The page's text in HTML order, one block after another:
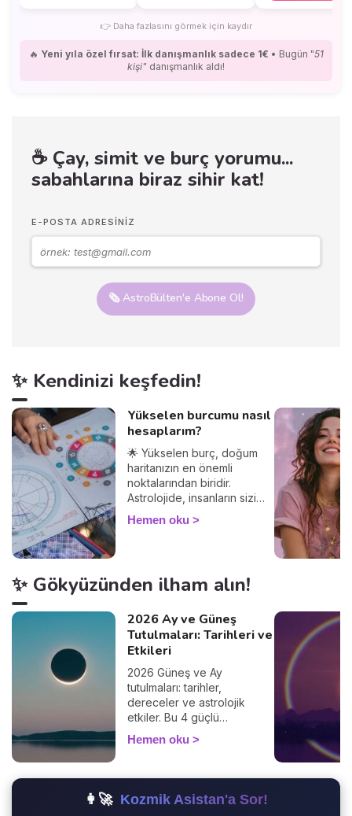
👉Daha fazlasını görmek için kaydır
🔥 Yeni yıla özel fırsat: İlk danışmanlık sadece 1€ • Bugün "51
kişi" danışmanlık aldı!
☕ Çay, simit ve burç yorumu...
sabahlarına biraz sihir kat!
E-POSTA ADRESINIZ
🗞️ AstroBülten'e Abone Ol!
✨ Kendinizi keşfedin!
Yükselen burcumu nasıl
hesaplarım?
🌟 Yükselen burç, doğum
haritanızın en önemli
noktalarından biridir.
Astrolojide, insanların sizi
nasıl gördüğünü ve
diğerleriyle olan
ve ilişkileriniz üzerindeki
yükselen burç hesaplama
nasıl yapılır? Çok basit! Tek
ihtiyacınız olan doğum
%100 güvenilir bir sonuç
alacağınızdan emin
olabilirsiniz 🙏.
Hemen oku
✨ Gökyüzünden ilham alın!
2026 Ay ve Güneş
Tutulmaları: Tarihleri ve
Etkileri
2026 Güneş ve Ay
tutulmaları: tarihler,
dereceler ve astrolojik
etkiler. Bu 4 güçlü
fenomenin hayatınızı nasıl
etkilediğini keşfedin.
Hemen oku
👩‍🚀 Kozmik Asistan'a Sor!